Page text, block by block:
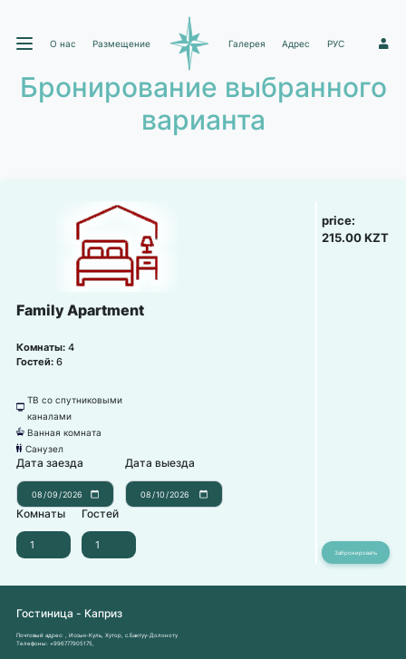
О нас Размещение Галерея Адрес РУС 1
Бронирование выбранного
варианта
Family Apartment
Комнаты: 4
Гостей: 6
넎
ТВ со спутниковыми
каналами
넸 Ванная комната
댃 Санузел
Дата заезда Дата выезда
Комнаты Гостей
price:
215.00 KZT
Гостиница - Каприз
Почтовый адрес:
, Иссык-Куль, Хутор, с.Бактуу-Долоноту
Телефоны: +996777905175